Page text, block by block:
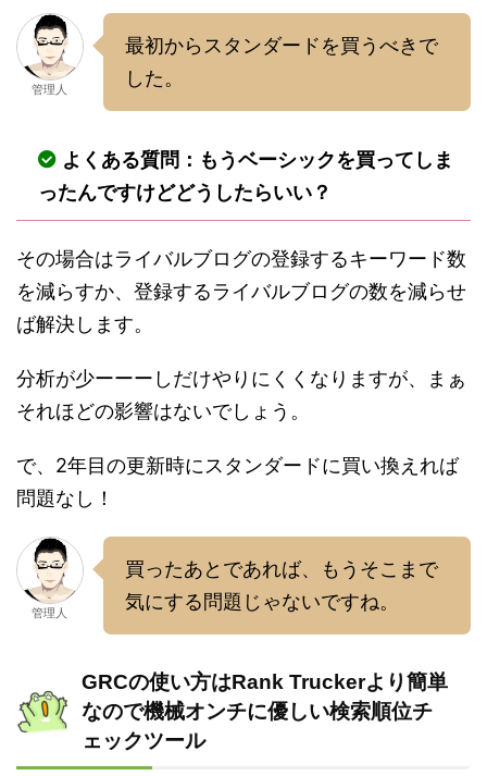
管理人
最初からスタンダードを買うべきで
した。
よくある質問：もうベーシックを買ってしま
ったんですけどどうしたらいい？
その場合はライバルブログの登録するキーワード数
を減らすか、登録するライバルブログの数を減らせ
ば解決します。
分析が少ーーーしだけやりにくくなりますが、まぁ
それほどの影響はないでしょう。
で、2年目の更新時にスタンダードに買い換えれば
問題なし！
管理人
買ったあとであれば、もうそこまで
気にする問題じゃないですね。
GRCの使い方はRank Truckerより簡単
なので機械オンチに優しい検索順位チ
ェックツール